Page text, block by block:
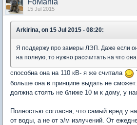
FoMania
15 Jul 2015
Arkirina, on 15 Jul 2015 - 08:20:
Я поддержу про замеры ЛЭП. Даже если
на полную, то нужно рассчитать на что
способна она на 110 кВ- я же считала
больше она в принципе выдать не
должна стоять не ближе 10 м к дому, у
Полностью согласна, что самый вред у
от воды, а не от э/м излучений. От